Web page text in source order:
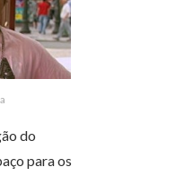
do
para os